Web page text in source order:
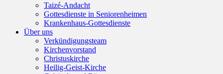
Taizé-Andacht
Gottesdienste in Seniorenheimen
Krankenhaus-Gottesdienste
Über uns
Verkündigungsteam
Kirchenvorstand
Christuskirche
Heilig-Geist-Kirche